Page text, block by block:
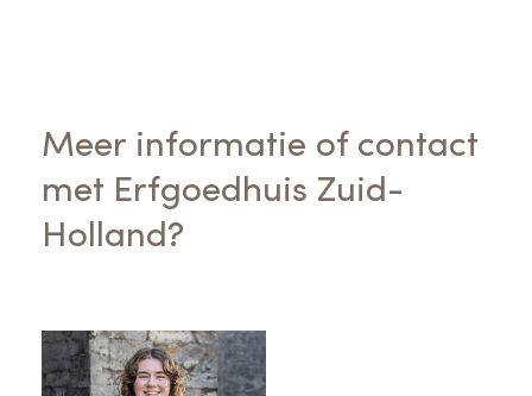
Meer informatie of contact
met Erfgoedhuis Zuid-
Holland?